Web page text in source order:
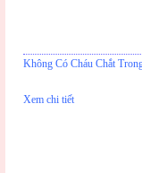
Không Có Cháu Chắt
Xem chi tiết